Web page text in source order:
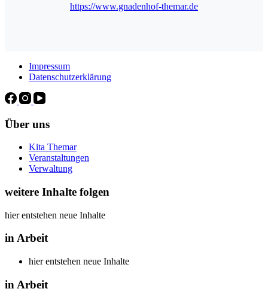
https://www.gnadenhof-themar.de
Impressum
Datenschutzerklärung
Über uns
Kita Themar
Veranstaltungen
Verwaltung
weitere Inhalte folgen
hier entstehen neue Inhalte
in Arbeit
hier entstehen neue Inhalte
in Arbeit